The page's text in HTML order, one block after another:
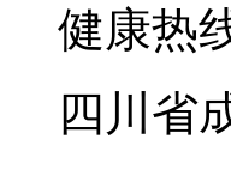
健康热
四川省